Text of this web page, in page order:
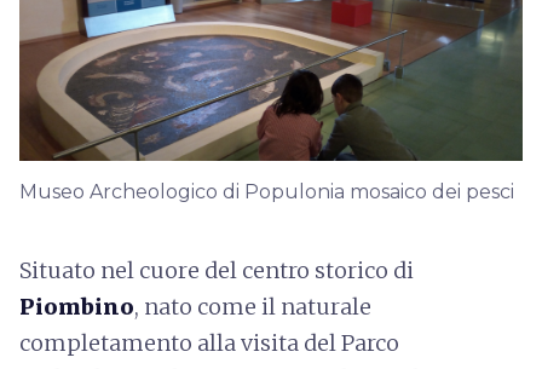
Museo Archeologico di Populonia mosaico dei pesci
Situato nel cuore del centro storico di
Piombino, nato come il naturale
completamento alla visita del Parco